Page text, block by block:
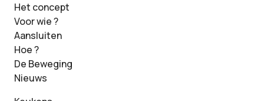
Het concept
Voor wie ?
Aansluiten
Hoe ?
De Beweging
Nieuws